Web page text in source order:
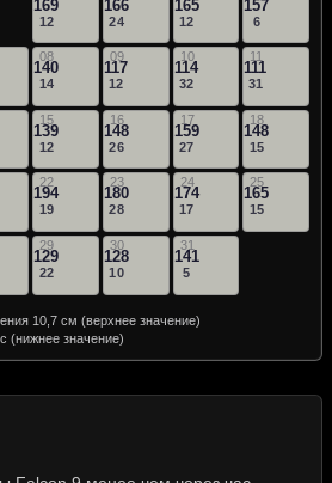
169
12
166
24
165
12
157
6
08
140
14
09
117
12
10
114
32
11
111
31
15
139
12
16
148
26
17
159
27
18
148
15
22
194
19
23
180
28
24
174
17
25
165
15
29
129
22
30
128
10
31
141
5
10,7 см (верхнее значение)
(нижнее значение)